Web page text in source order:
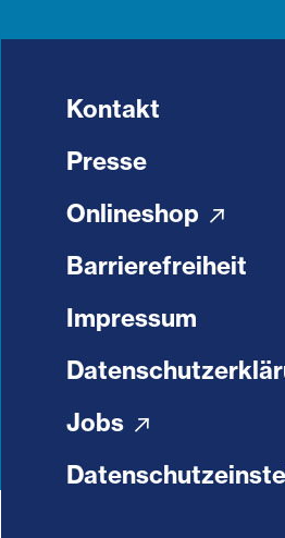
Kontakt
Presse
Onlineshop
Barrierefreiheit
Impressum
Jobs